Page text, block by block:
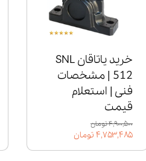
خرید یاتاقان SNL
512 | مشخصات
فنی | استعلام
قیمت
۴,۹۰۰,۵۰۰ تومان
۴,۷۵۳,۴۸۵ تومان